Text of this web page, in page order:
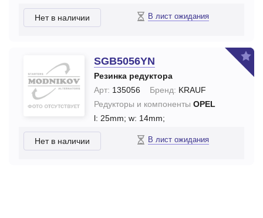
Нет в наличии В лист ожидания
SGB5056YN
Резинка редуктора
Арт: 135056 Бренд: KRAUF
Редукторы и компоненты OPEL
l: 25mm; w: 14mm;
Нет в наличии В лист ожидания